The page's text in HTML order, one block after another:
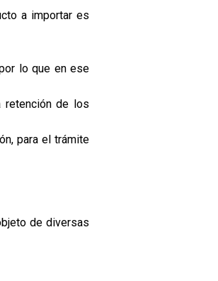
a importar es
lo que en ese
retención de los
para el trámite
de diversas